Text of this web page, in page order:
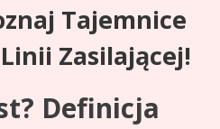
Tajemnice
Zasilającej!
Definicja